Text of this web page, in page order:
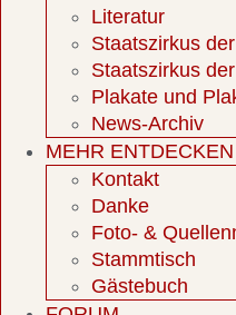
Literatur
Staatszirkus
Staatszirkus
Plakate und
News-Archiv
MEHR ENTDECKEN
Kontakt
Danke
Foto- &
Stammtisch
Gästebuch